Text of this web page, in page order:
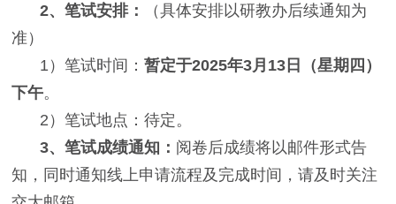
2、笔试安排：
（具体安排以研教办后续通知为
准）
1）笔试时间：暂定于2025年3月13日（星期四）
下午。
2）笔试地点：待定。
3、笔试成绩通知： 阅卷后成绩将以邮件形式告
知，同时通知线上申请流程及完成时间，请及时关注